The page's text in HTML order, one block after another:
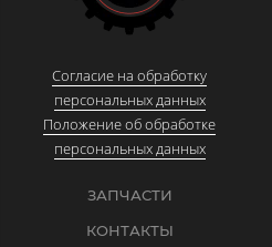
Согласие на обработку
персональных данных
Положение об обработке
персональных данных
ЗАПЧАСТИ
КОНТАКТЫ